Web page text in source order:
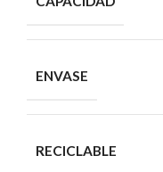
ENVASE
RECICLABLE